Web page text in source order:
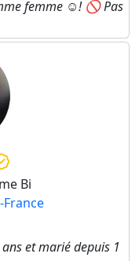
femme ☺️! 🚫 Pas
Bi
et marié depuis 1